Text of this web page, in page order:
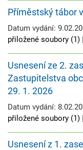
Příměstský tábor
Datum vydání:
přiložené soubory (1) |
Usnesení ze 2.
Zastupitelstva
29. 1. 2026
Datum vydání:
přiložené soubory (1) |
Usnesení z 1.